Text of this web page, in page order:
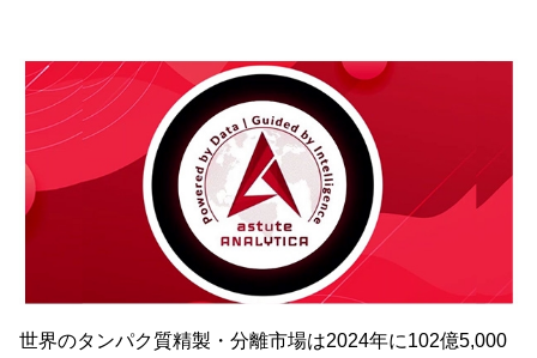
世界のタンパク質精製・分離市場は2024年に102億5,000